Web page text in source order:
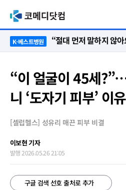
K-베스트병원
“이 얼굴이 45세
니 ‘도자기 피부’ 이
[셀럽헬스] 성유리 매끈 피부 비결
이보현 기자
발행 2026.05.26 21:05
구글 검색 선호 출처로 추가